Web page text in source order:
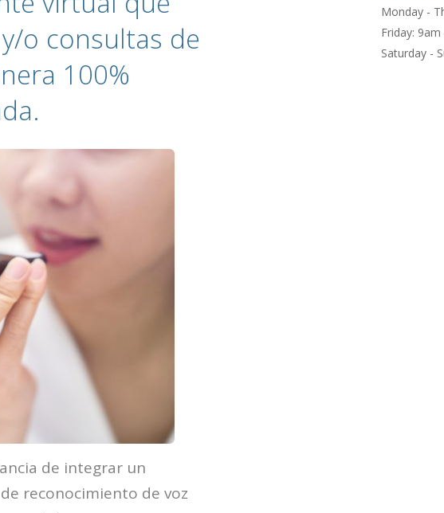
o consultas de
100%
de integrar un
reconocimiento de voz
Monday -
Friday:
Saturday -